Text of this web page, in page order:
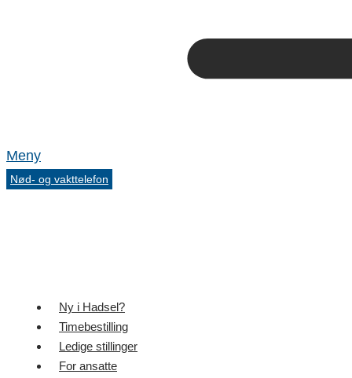
Meny
Nød- og vakttelefon
Ny i Hadsel?
Timebestilling
Ledige stillinger
For ansatte